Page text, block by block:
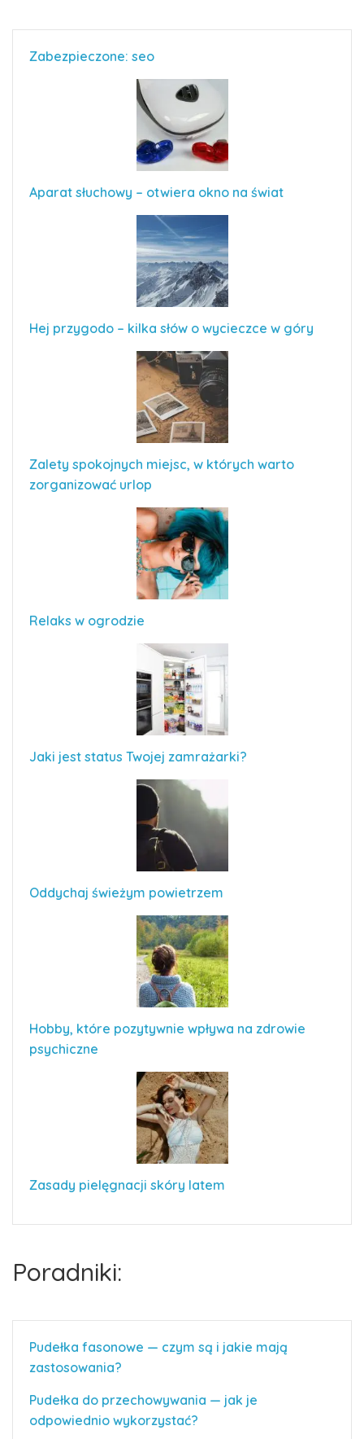
Zabezpieczone: seo
Aparat słuchowy – otwiera okno na świat
Hej przygodo – kilka słów o wycieczce w góry
Zalety spokojnych miejsc, w których warto
zorganizować urlop
Relaks w ogrodzie
Jaki jest status Twojej zamrażarki?
Oddychaj świeżym powietrzem
Hobby, które pozytywnie wpływa na zdrowie
psychiczne
Zasady pielęgnacji skóry latem
Poradniki:
Pudełka fasonowe — czym są i jakie mają
zastosowania?
Pudełka do przechowywania — jak je
odpowiednio wykorzystać?